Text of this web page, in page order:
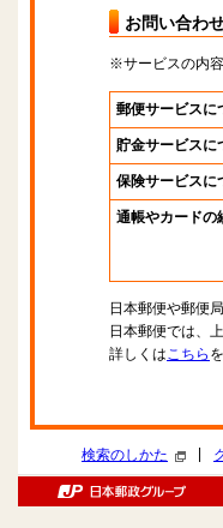
お問い合わ
※サービスの内
郵便サービスに
貯金サービスに
保険サービスに
通帳やカードの
日本郵便や郵便
日本郵便では、
詳しくはこちら
検索のしかた